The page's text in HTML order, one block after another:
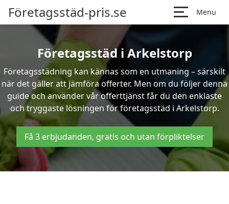
Företagsstäd-pris.se Menu
Företagsstäd i Arkelstorp
Företagsstädning kan kännas som en utmaning – särskilt
när det gäller att jämföra offerter. Men om du följer denna
guide och använder vår offerttjänst får du den enklaste
och tryggaste lösningen för företagsstäd i Arkelstorp.
Få 3 erbjudanden, gratis och utan förpliktelser